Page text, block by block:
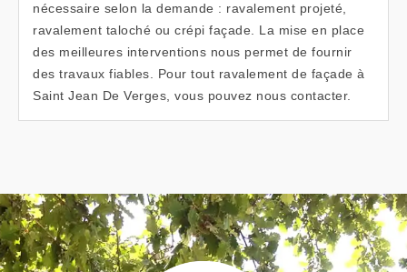
nécessaire selon la demande : ravalement projeté,
ravalement taloché ou crépi façade. La mise en place
des meilleures interventions nous permet de fournir
des travaux fiables. Pour tout ravalement de façade à
Saint Jean De Verges, vous pouvez nous contacter.